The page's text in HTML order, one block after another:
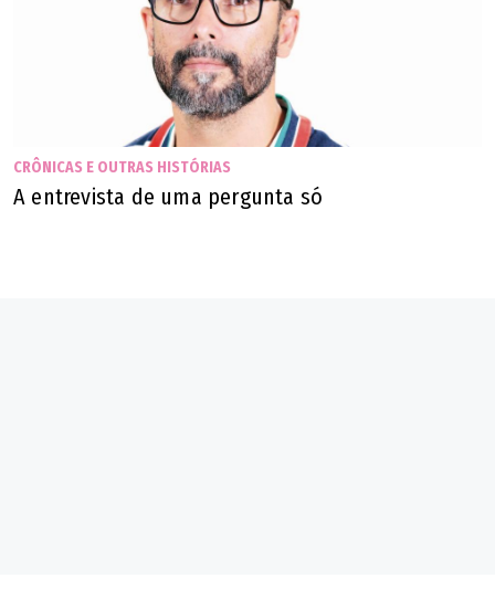
CRÔNICAS E OUTRAS HISTÓRIAS
A entrevista de uma pergunta só